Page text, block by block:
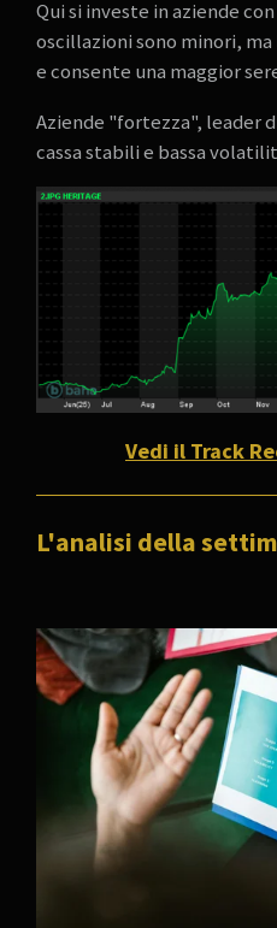
Qui si investe in aziende
oscillazioni sono minori,
e consente una maggior
Aziende "fortezza", leader
cassa stabili e bassa
Vedi il Track
L'analisi della